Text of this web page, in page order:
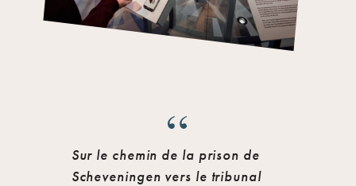
Sur le chemin de la prison de
Scheveningen vers le tribunal